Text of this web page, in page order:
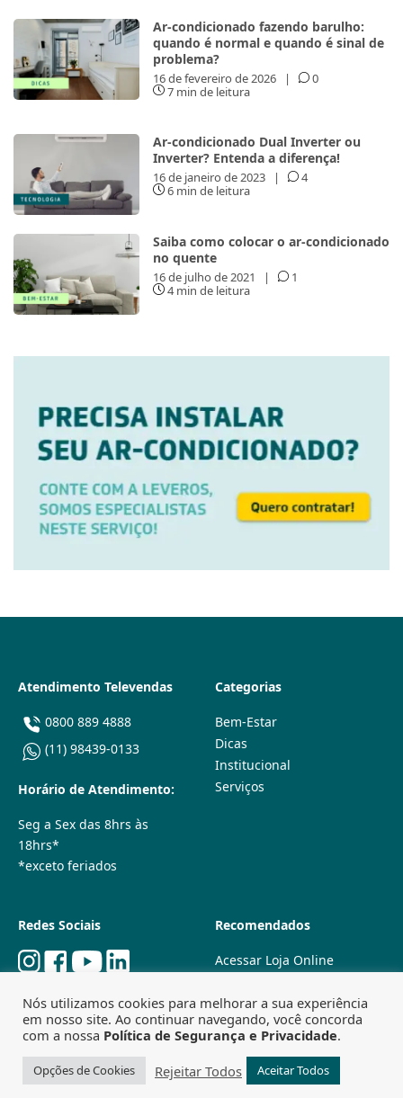
Ar-condicionado fazendo barulho:
quando é normal e quando é sinal de
problema?
16 de fevereiro de 2026 |
0
7 min de leitura
Ar-condicionado Dual Inverter ou
Inverter? Entenda a diferença!
16 de janeiro de 2023 |
4
6 min de leitura
Saiba como colocar o ar-condicionado
no quente
16 de julho de 2021 |
1
4 min de leitura
Atendimento Televendas
0800 889 4888
(11) 98439-0133
Horário de Atendimento:
Seg a Sex das 8hrs às
18hrs*
*exceto feriados
Categorias
Bem-Estar
Dicas
Institucional
Serviços
Redes Sociais Recomendados
Acessar Loja Online
Lojas Físicas
Trabalhe Conosco
Powered byAgência Especializada em SEO
Nós utilizamos cookies para melhorar a sua experiência
em nosso site. Ao continuar navegando, você concorda
com a nossa Política de Segurança e Privacidade.
Opções de Cookies Rejeitar Todos Aceitar Todos